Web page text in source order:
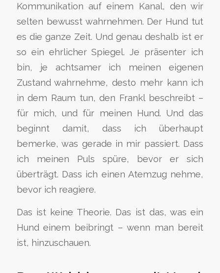
Kommunikation auf einem Kanal, den wir
selten bewusst wahrnehmen. Der Hund tut
es die ganze Zeit. Und genau deshalb ist er
so ein ehrlicher Spiegel. Je präsenter ich
bin, je achtsamer ich meinen eigenen
Zustand wahrnehme, desto mehr kann ich
in dem Raum tun, den Frankl beschreibt –
für mich, und für meinen Hund. Und das
beginnt damit, dass ich überhaupt
bemerke, was gerade in mir passiert. Dass
ich meinen Puls spüre, bevor er sich
überträgt. Dass ich einen Atemzug nehme,
bevor ich reagiere.
Das ist keine Theorie. Das ist das, was ein
Hund einem beibringt – wenn man bereit
ist, hinzuschauen.